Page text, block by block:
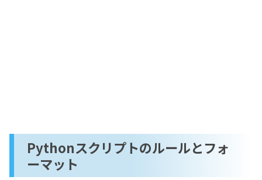
Pythonスクリプトのルールとフォ
ーマット